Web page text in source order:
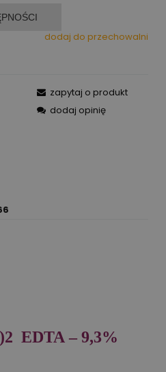
dodaj do przechowalni
zapytaj o produkt
dodaj opinię
EDTA – 9,3%